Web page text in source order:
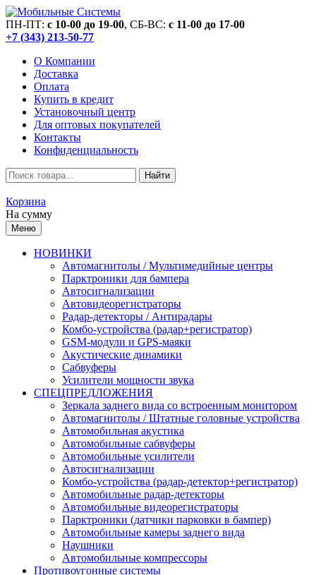
ПН-ПТ: c 10-00 до 19-00, СБ-ВС: c 11-00 до 17-00
+7 (343) 213-50-77
О Компании
Доставка
Оплата
Купить в кредит
Установочный центр
Для оптовых покупателей
Контакты
Конфиденциальность
Найти
Корзина
На сумму
Меню
НОВИНКИ
Автомагнитолы / Мультимедийные центры
Парктроники для бампера
Автосигнализации
Автовидеорегистраторы
Радар-детекторы / Антирадары
Комбо-устройства (радар+регистратор)
GSM-модули и GPS-маяки
Акустические динамики
Сабвуферы
Усилители мощности звука
СПЕЦПРЕДЛОЖЕНИЯ
Зеркала заднего вида со встроенным монитором
Автомагнитолы / Штатные головные устройства
Автомобильная акустика
Автомобильные сабвуферы
Автомобильные усилители
Автосигнализации
Комбо-устройства (радар-детектор+регистратор)
Автомобильные радар-детекторы
Автомобильные видеорегистраторы
Парктроники (датчики парковки в бампер)
Автомобильные камеры заднего вида
Наушники
Автомобильные компрессоры
Противоугонные системы